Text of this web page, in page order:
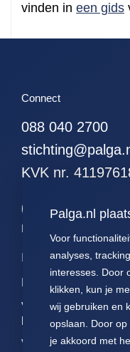
Palga.nl
Voor
analyses,
interesses. Door
klikken, kun je
wij gebruiken en
opslaan. Door op
je akkoord met
vinden in een gids
Connect
088 040 2700
KVK nr.
Palga links
Impact
Data
Voor
pathologen
Voor